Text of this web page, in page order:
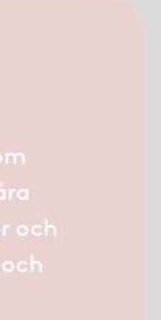
och